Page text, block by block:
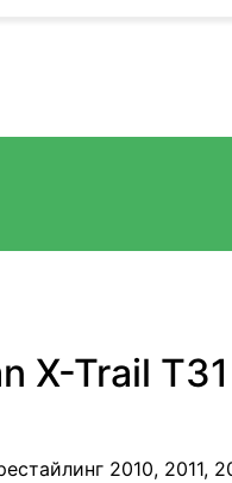
X-Trail
2010, 2011,